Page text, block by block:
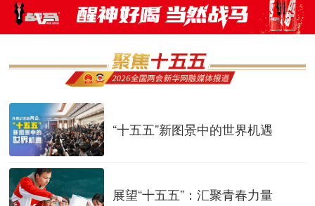
“十五五”新图景中的世界机遇
展望“十五五”：汇聚青春力量